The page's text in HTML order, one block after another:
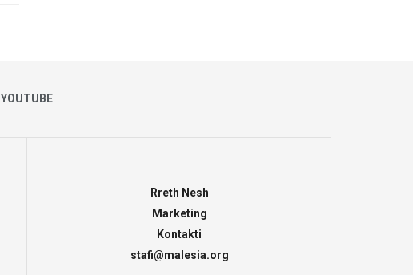
YOUTUBE
Rreth Nesh
Marketing
Kontakti
stafi@malesia.org